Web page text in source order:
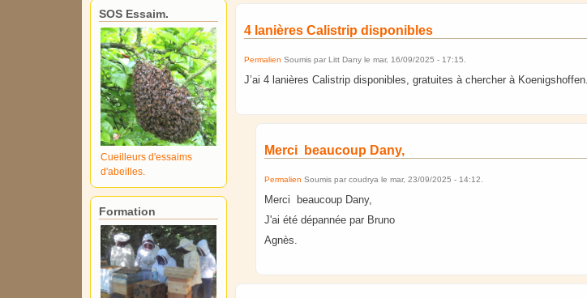
4 lanières Calistrip disponibles
Permalien Soumis parLitt Dany lemar, 16/09/2025 - 17:15
J’ai 4 lanières Calistrip disponibles, gratuites à chercher à Koenigshoffen.
Merci beaucoup Dany,
Permalien Soumis parcoudrya lemar, 23/09/2025 - 14:12
Merci beaucoup Dany,
J'ai été dépannée par Bruno
Agnès.
SOS Essaim.
Cueilleurs d'essaims
d'abeilles.
Formation